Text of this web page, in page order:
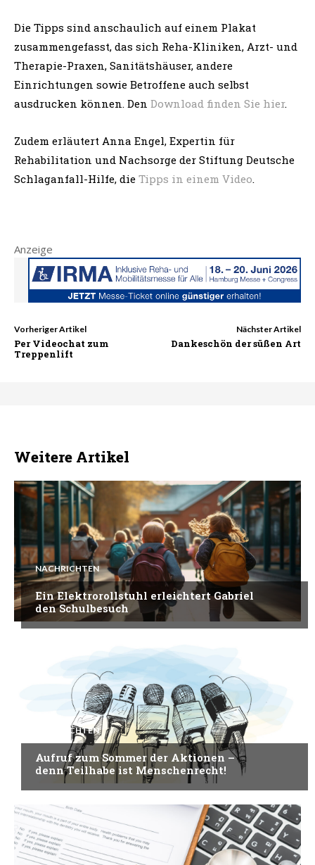
Die Tipps sind anschaulich auf einem Plakat
zusammengefasst, das sich Reha-Kliniken, Arzt- und
Therapie-Praxen, Sanitätshäuser, andere
Einrichtungen sowie Betroffene auch selbst
ausdrucken können. Den Download finden Sie hier.
Zudem erläutert Anna Engel, Expertin für
Rehabilitation und Nachsorge der Stiftung Deutsche
Schlaganfall-Hilfe, die Tipps in einem Video.
Anzeige
Vorheriger Artikel
Per Videochat zum
Treppenlift
Nächster Artikel
Dankeschön der süßen Art
Weitere Artikel
NACHRICHTEN
Ein Elektrorollstuhl erleichtert Gabriel
den Schulbesuch
NACHRICHTEN
Aufruf zum Sommer der Aktionen –
denn Teilhabe ist Menschenrecht!